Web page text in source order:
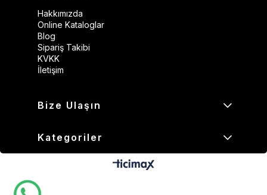
Hakkımızda
Online Kataloglar
Blog
Sipariş Takibi
KVKK
İletişim
Bize Ulaşın
Kategoriler